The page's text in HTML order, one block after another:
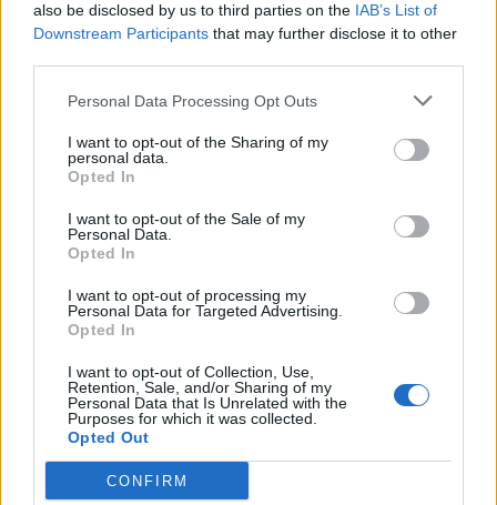
also be disclosed by us to third parties on the IAB’s List of
Downstream Participants that may further disclose it to other
Personal Data Processing Opt Outs
I want to opt-out of the Sharing of my
personal data.
Opted In
I want to opt-out of the Sale of my
Personal Data.
Opted In
I want to opt-out of processing my
Personal Data for Targeted Advertising.
Opted In
I want to opt-out of Collection, Use,
Retention, Sale, and/or Sharing of my
Personal Data that Is Unrelated with the
Purposes for which it was collected.
Opted Out
CONFIRM
Il materiale (testo, foto e video) consultabile in questo portale è di nostra proprietà.
Alcune foto (screenshot) ed articoli presenti su "Juventus Magazine" sono in parte giunti
da internet, in quanto arrivati alla nostra attenzione attraverso regolari comunicati
stampa con immagini e testi allegati ed autorizzati alla pubblicazione, e quindi valutati
di pubblico dominio. Se i soggetti o gli autori avessero qualcosa in contrario alla
pubblicazione, non avranno che da segnalarlo alla redazione (indirizzo email:
redazione@napolimagazine.com
"Juventus Magazine" non è una testata giornalistica, ma un sito di informazione di
proprietà di Napoli Magazine, e non è in alcun modo collegato alla Juventus S.p.A., che